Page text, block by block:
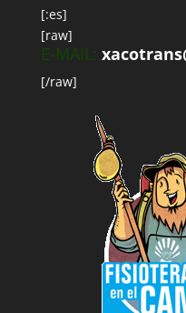
[:es]
[raw]
E-MAIL:
[/raw]